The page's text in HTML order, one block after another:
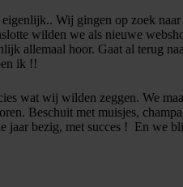
Wij gingen op zoek
wilden we als nieuwe
allemaal hoor. Gaat al terug
ik !!
wat wij wilden zeggen. We
Beschuit met muisjes,
jaar bezig, met succes ! En we